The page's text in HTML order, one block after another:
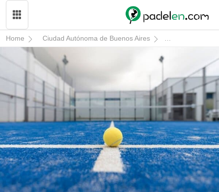
Home Ciudad Autónoma de Buenos Aires Campana